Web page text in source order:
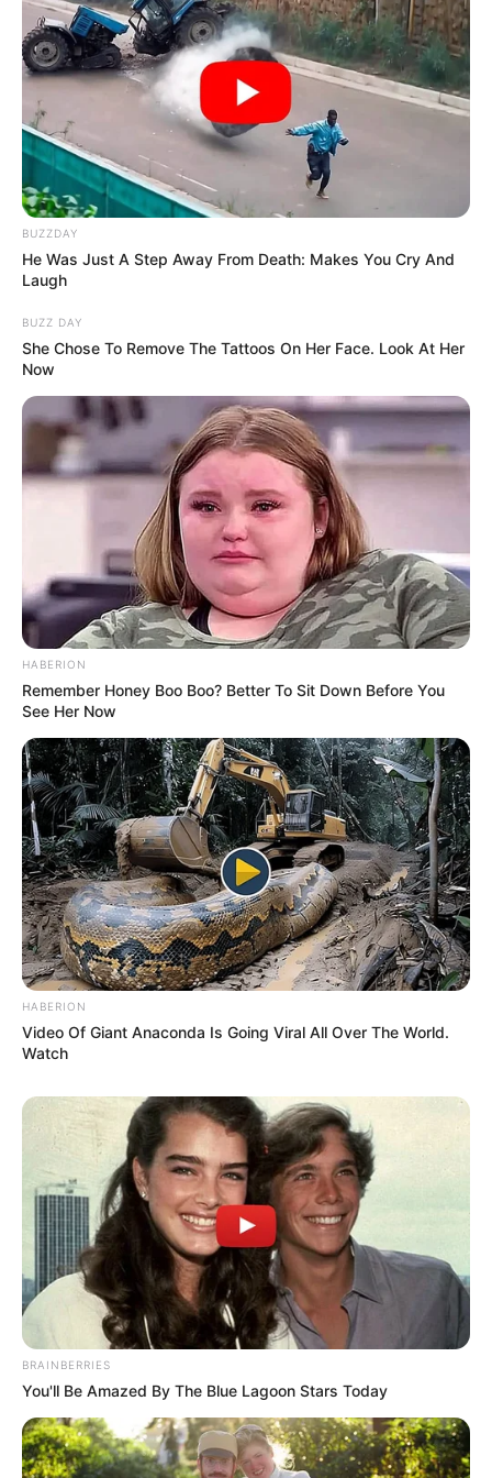
Υγειονομικοί: Επιστολή-κόλαφος στην
επέτειο των αναστολών..
Παρασκευή, 2 Σεπτεμβρίου 2022, 15:39
Υγειονομικοί: Επιστολή-κόλαφος στην επέτειο των...
REINER FUELLMICH ΓΙΑ ΤΗΝ
ΝΥΡΕΜΒΕΡΓΗ 2: «ΣΕ 2 ΕΩΣ 3
ΕΒΔΟΜΑΔΕΣ, ΘΑ...
Η Εκδικητική μανία της
κυβέρνησης Μητσοτάκη
εναντίον αυτού που έβγαλε
την αλήθεια...
ΗΠΑ: Ο Αμερικανικός
Ερυθρός Σταυρός πιάστηκε
εμβολιασμένων με αίμα...
Ο Τραμπ αποκαλύπτει τον
στην πιο επικίνδυνη...
Email address:
Όλα τα κείμενα και οι εικόνες είναι πνευματική ιδιοκτησία του
ΝΙΚΟΛΑΟΣ ΑΝΑΞΙΜΑΝΔΡΟΣ. Aπαγορεύεται η αναπαραγωγή, η
αναδημοσίευση και η τροποποίησή τους χωρίς προηγούμενη
γραπτή άδεια του δημιουργού τους. Με επιφύλαξη κάθε νόμιμου
δικαιώματος. Διαβάστε την
Πολιτική Απορρήτουτου website πριν
να το χρησιμοποιήσετε, καθώς χρησιμοποιώντας το την
αποδέχεστε. Ο ιστότοπος διατηρεί το δικαίωμα να τροποποιήσει
BUZZDAY
He Was Just A Step Away From Death: Makes You Cry And
Laugh
BUZZ DAY
She Chose To Remove The Tattoos On Her Face. Look At Her
Now
HABERION
Remember Honey Boo Boo? Better To Sit Down Before You
See Her Now
HABERION
Video Of Giant Anaconda Is Going Viral All Over The World.
Watch
BRAINBERRIES
You'll Be Amazed By The Blue Lagoon Stars Today